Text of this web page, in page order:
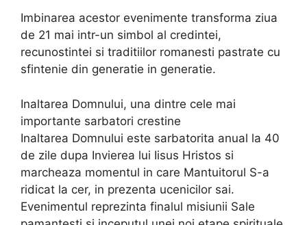
Imbinarea acestor evenimente transforma ziua
de 21 mai intr-un simbol al credintei,
recunostintei si traditiilor romanesti pastrate cu
sfintenie din generatie in generatie.
Inaltarea Domnului, una dintre cele mai
importante sarbatori crestine
Inaltarea Domnului este sarbatorita anual la 40
de zile dupa Invierea lui Iisus Hristos si
marcheaza momentul in care Mantuitorul S-a
ridicat la cer, in prezenta ucenicilor sai.
Evenimentul reprezinta finalul misiunii Sale